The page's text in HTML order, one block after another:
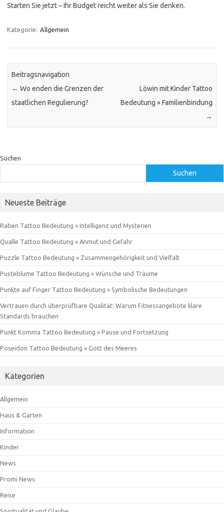
Starten Sie jetzt – Ihr Budget reicht weiter als Sie denken.
Kategorie: Allgemein
Beitragsnavigation
← Wo enden die Grenzen der
staatlichen Regulierung?
Löwin mit Kinder Tattoo
Bedeutung » Familienbindung
→
Suchen
Suchen
Neueste Beiträge
Raben Tattoo Bedeutung » Intelligenz und Mysterien
Qualle Tattoo Bedeutung » Anmut und Gefahr
Puzzle Tattoo Bedeutung » Zusammengehörigkeit und Vielfalt
Pusteblume Tattoo Bedeutung » Wünsche und Träume
Punkte auf Finger Tattoo Bedeutung » Symbolische Bedeutungen
Vertrauen durch überprüfbare Qualität: Warum Fitnessangebote klare
Standards brauchen
Punkt Komma Tattoo Bedeutung » Pause und Fortsetzung
Poseidon Tattoo Bedeutung » Gott des Meeres
Kategorien
Allgemein
Haus & Garten
Information
Kinder
News
Promi News
Reise